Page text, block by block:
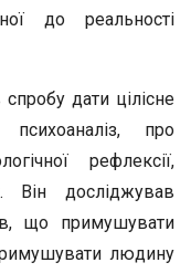
до реальності
дати цілісне
про
рефлексії,
Він досліджував
що примушувати
людину